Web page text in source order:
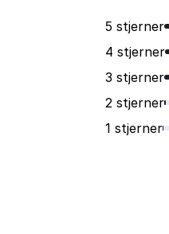
5 stjerner
4 stjerner
3 stjerner
2 stjerner
1 stjerner